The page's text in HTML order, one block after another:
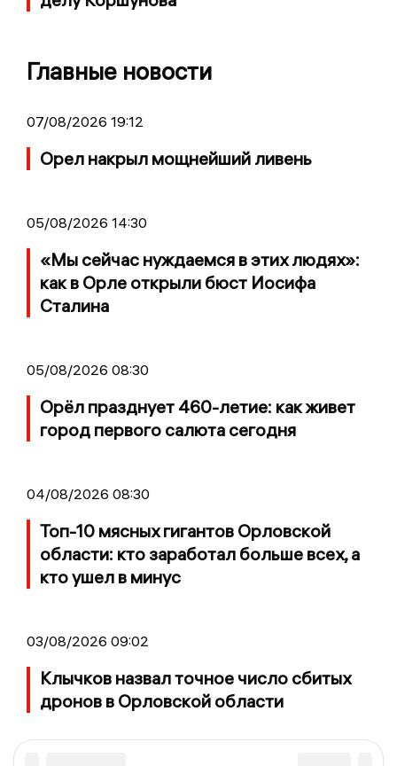
Главные новости
07/08/2026 19:12
Орел накрыл мощнейший ливень
05/08/2026 14:30
«Мы сейчас нуждаемся в этих людях»:
как в Орле открыли бюст Иосифа
Сталина
05/08/2026 08:30
Орёл празднует 460-летие: как живет
город первого салюта сегодня
04/08/2026 08:30
Топ-10 мясных гигантов Орловской
области: кто заработал больше всех, а
кто ушел в минус
03/08/2026 09:02
Клычков назвал точное число сбитых
дронов в Орловской области